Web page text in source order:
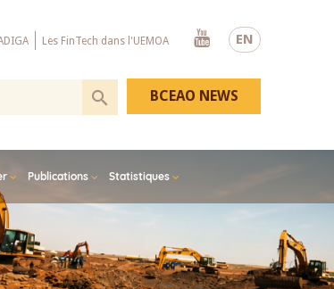
EN
Les FinTech dans l'UEMOA
Youtube
Publications Statistiques
BCEAO NEWS